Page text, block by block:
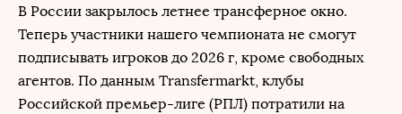
В России закрылось летнее трансферное окно.
Теперь участники нашего чемпионата не смогут
подписывать игроков до 2026 г, кроме свободных
агентов. По данным Transfermarkt, клубы
Российской премьер-лиге (РПЛ) потратили на